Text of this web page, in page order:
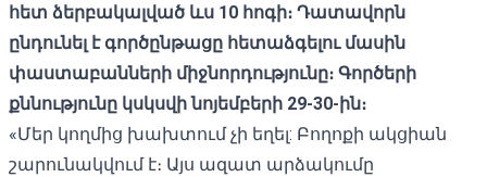
հետ ձերբակալված ևս 10 հոգի։ Դատավորն
ընդունել է գործընթացը հետաձգելու մասին
փաստաբանների միջնորդությունը։ Գործերի
քննությունը կսկսվի նոյեմբերի 29-30-ին։
«Մեր կողմից խախտում չի եղել: Բողոքի ակցիան
շարունակվում է։ Այս ազատ արձակումը